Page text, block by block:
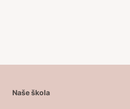
Naše škola